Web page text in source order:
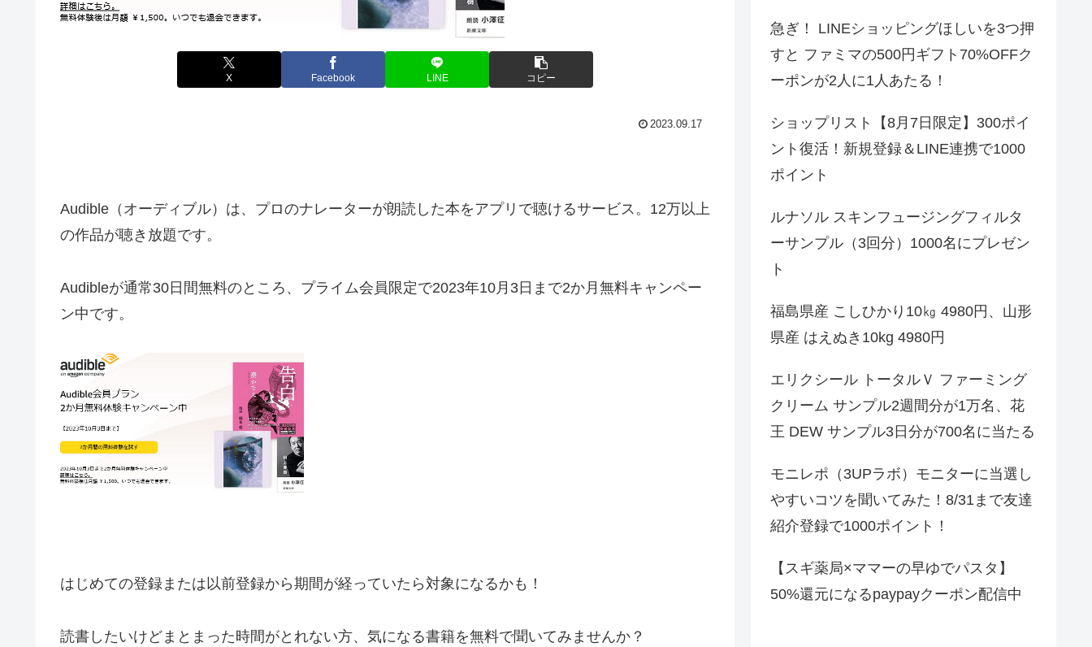
X Facebook LINE コピー
2023.09.17
Audible（オーディブル）は、プロのナレーターが朗読した本をアプリで聴けるサービス。 12万以上
の作品が聴き放題です。
Audibleが通常30日間無料のところ、プライム会員限定で2023年10月3日まで2か月無料キャンペー
ン中です。
はじめての登録または以前登録から期間が経っていたら対象になるかも！
読書したいけどまとまった時間がとれない方、気になる書籍を無料で聞いてみませんか？
急ぎ！ LINEショッピングほしいを3つ押
すと ファミマの500円ギフト70%OFFク
ーポンが2人に1人あたる！
ショップリスト【8月7日限定】300ポイ
ント復活！新規登録＆LINE連携で1000
ポイント
ルナソル スキンフュージングフィルタ
ーサンプル（3回分）1000名にプレゼン
ト
福島県産 こしひかり10㎏ 4980円、山形
県産 はえぬき10kg 4980円
エリクシール トータルＶ ファーミング
クリーム サンプル2週間分が1万名、花
王 DEW サンプル3日分が700名に当たる
モニレポ（3UPラボ）モニターに当選し
やすいコツを聞いてみた！8/31まで友達
紹介登録で1000ポイント！
【スギ薬局×ママーの早ゆでパスタ】
50%還元になるpaypayクーポン配信中